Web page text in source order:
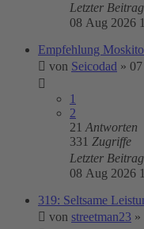
Letzter Beitrag
08 Aug 2026
Empfehlung
von Seicodad »
1
2
21 Antworten
331 Zugriffe
Letzter Beitrag
08 Aug 2026
319: Seltsame
von streetman23 »